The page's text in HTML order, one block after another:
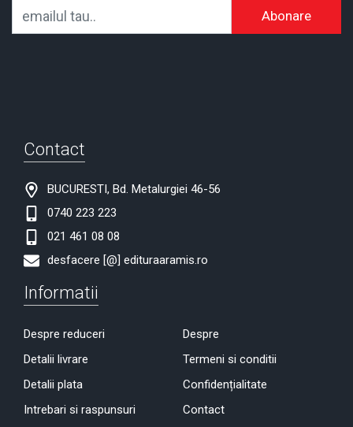
Abonare
Contact
BUCURESTI, Bd. Metalurgiei 46-56
0740 223 223
021 461 08 08
desfacere [@] edituraaramis.ro
Informatii
Despre reduceri
Detalii livrare
Detalii plata
Intrebari si raspunsuri
Despre
Termeni si conditii
Confidențialitate
Contact